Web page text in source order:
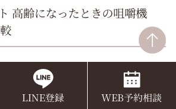
高齢になったときの咀嚼機
ントは、咀嚼機能の維持
生活の質
で大きな優位性を持っています。固
LINE登録 WEB予約相談